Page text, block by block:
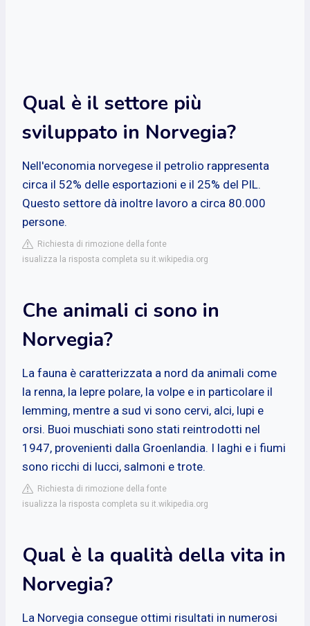
Qual è il settore più
sviluppato in Norvegia?
Nell'economia norvegese il petrolio rappresenta
circa il 52% delle esportazioni e il 25% del PIL.
Questo settore dà inoltre lavoro a circa 80.000
persone.
Richiesta di rimozione della fonte
isualizza la risposta completa su it.wikipedia.org
Che animali ci sono in
Norvegia?
La fauna è caratterizzata a nord da animali come
la renna, la lepre polare, la volpe e in particolare il
lemming, mentre a sud vi sono cervi, alci, lupi e
orsi. Buoi muschiati sono stati reintrodotti nel
1947, provenienti dalla Groenlandia. I laghi e i fiumi
sono ricchi di lucci, salmoni e trote.
Richiesta di rimozione della fonte
isualizza la risposta completa su it.wikipedia.org
Qual è la qualità della vita in
Norvegia?
La Norvegia consegue ottimi risultati in numerosi